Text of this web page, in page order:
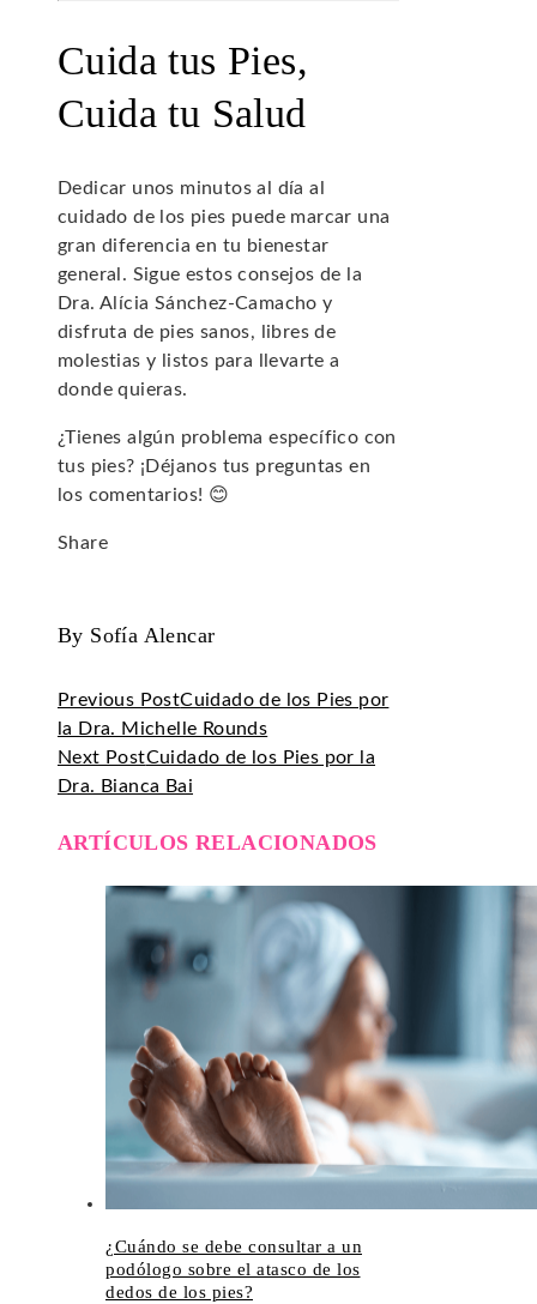
Cuida tus Pies,
Cuida tu Salud
Dedicar unos minutos al día al
cuidado de los pies puede marcar una
gran diferencia en tu bienestar
general. Sigue estos consejos de la
Dra. Alícia Sánchez-Camacho y
disfruta de pies sanos, libres de
molestias y listos para llevarte a
donde quieras.
¿Tienes algún problema específico con
tus pies? ¡Déjanos tus preguntas en
los comentarios! 😊
Share
By Sofía Alencar
Previous PostCuidado de los Pies por
la Dra. Michelle Rounds
Next PostCuidado de los Pies por la
Dra. Bianca Bai
ARTÍCULOS RELACIONADOS
¿Cuándo se debe consultar a un
podólogo sobre el atasco de los
dedos de los pies?